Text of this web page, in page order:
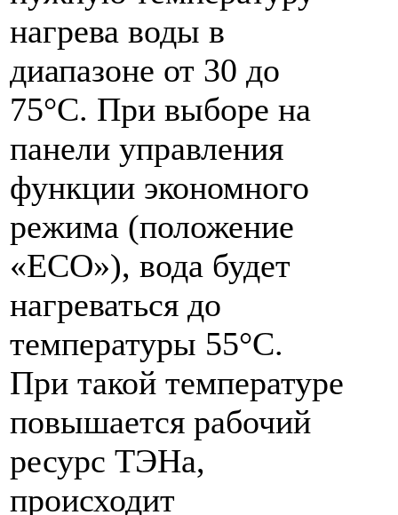
нагрева воды в
диапазоне от 30 до
75°С. При выборе на
панели управления
функции экономного
режима (положение
«ЕCO»), вода будет
нагреваться до
температуры 55°С.
При такой температуре
повышается рабочий
ресурс ТЭНа,
происходит